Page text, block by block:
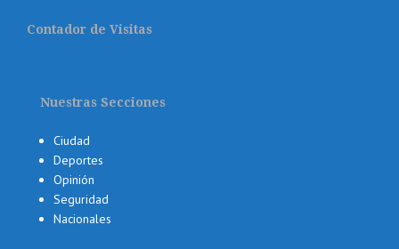
Contador de Visitas
Nuestras Secciones
Ciudad
Deportes
Opinión
Seguridad
Nacionales